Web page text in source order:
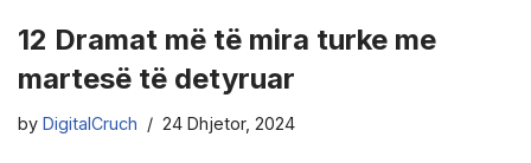
12 Dramat më të mira turke me
martesë të detyruar
by DigitalCruch 24 Dhjetor, 2024